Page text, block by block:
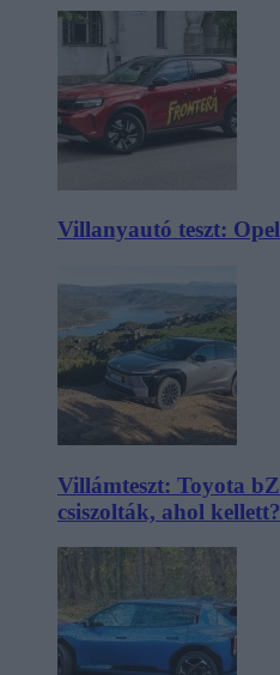
Villanyautó teszt:
Villámteszt: Toyota
csiszolták, ahol kellett?